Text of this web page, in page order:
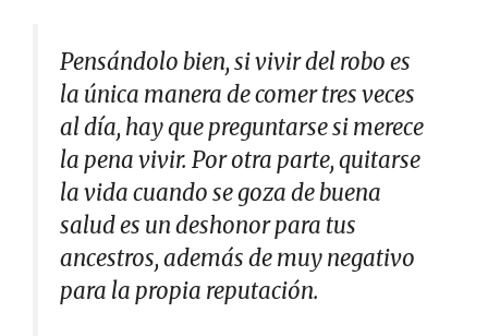
Pensándolo bien, si vivir del robo es
la única manera de comer tres veces
al día, hay que preguntarse si merece
la pena vivir. Por otra parte, quitarse
la vida cuando se goza de buena
salud es un deshonor para tus
ancestros, además de muy negativo
para la propia reputación.